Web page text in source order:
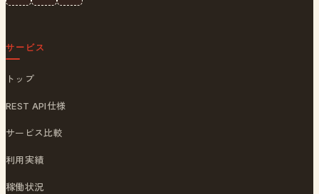
サービス
トップ
REST API仕様
サービス比較
利用実績
稼働状況